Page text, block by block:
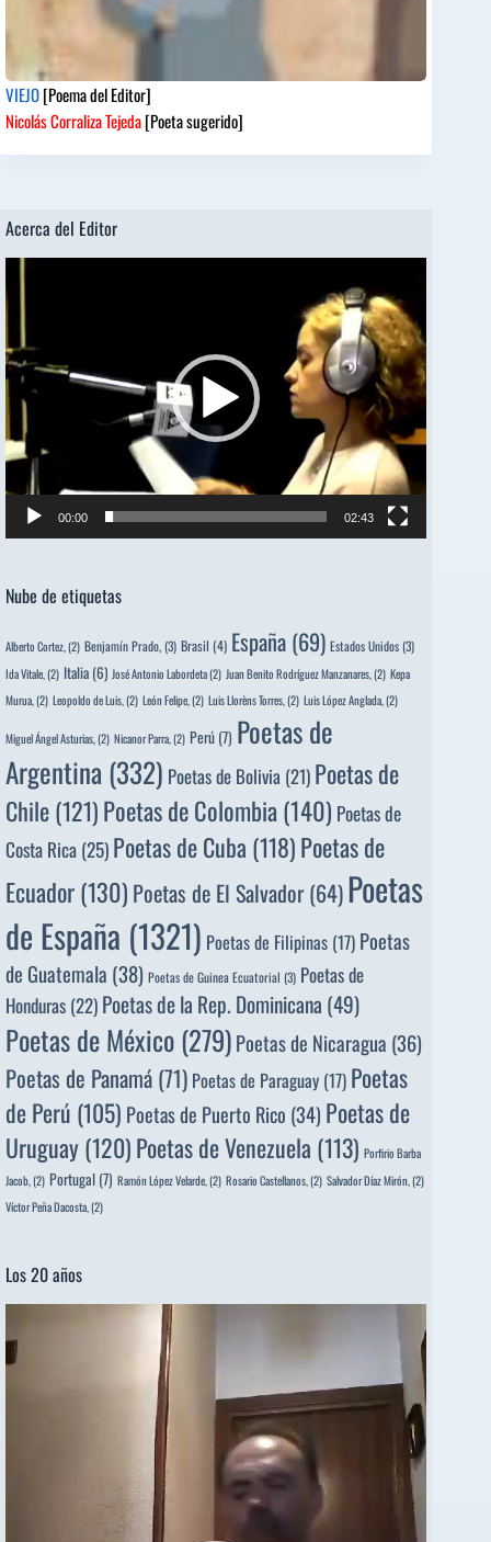
VIEJO[Poema del Editor]
Nicolás Corraliza Tejeda[Poeta sugerido]
Acerca del Editor
de
vídeo
00:00 02:43
Nube de etiquetas
Alberto Cortez, (2) Benjamín Prado,(3) Brasil (4) España (69) Estados Unidos(3)
Ida Vitale, (2) Italia (6) José Antonio Labordeta(2) Juan Benito Rodríguez Manzanares, (2) Kepa
Murua, (2) Leopoldo de Luis, (2) León Felipe, (2) Luis Llorèns Torres, (2) Luis López Anglada, (2)
Miguel Ángel Asturias, (2) Nicanor Parra, (2) Perú (7) Poetas de
Argentina (332) Poetas de Bolivia (21) Poetas de
Chile(121)Poetas de Colombia(140) Poetas de
Costa Rica(25)Poetas de Cuba (118)Poetas de
Ecuador(130) Poetas de El Salvador(64)Poetas
de España (1321) Poetas de Filipinas (17) Poetas
de Guatemala (38) Poetas de Guinea Ecuatorial (3) Poetas de
Honduras (22) Poetas de la Rep. Dominicana (49)
Poetas de México(279)Poetas de Nicaragua (36)
Poetas de Panamá (71) Poetas de Paraguay (17) Poetas
de Perú (105) Poetas de Puerto Rico (34) Poetas de
Uruguay(120)Poetas de Venezuela (113) Porfirio Barba
Jacob, (2) Portugal (7) Ramón López Velarde, (2) Rosario Castellanos, (2) Salvador Díaz Mirón, (2)
Víctor Peña Dacosta, (2)
Los 20 años
de
vídeo